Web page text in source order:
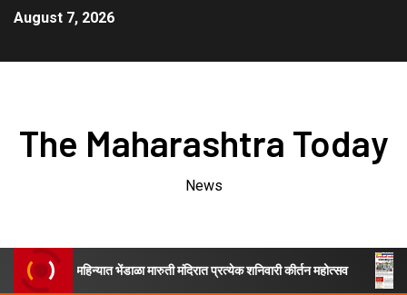
August 7, 2026
The Maharashtra Today
News
महिन्यात भेंडाळा मारुती मंदिरात प्रत्येक शनिवारी कीर्तन महोत्सव